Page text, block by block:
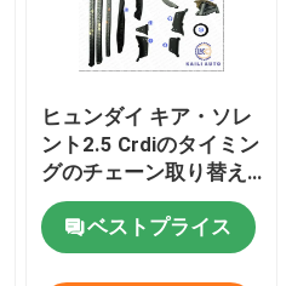
ヒュンダイ キア・ソレ
ント2.5 Crdiのタイミン
グのチェーン取り替え
24351-4A020 24370-
4A030ベストプライス